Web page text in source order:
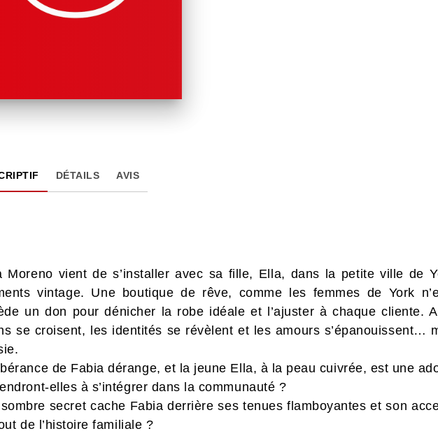
DÉTAILS AVIS
Moreno vient de s’installer avec sa fille, Ella, dans la petite ville de
vintage. Une boutique de rêve, comme les femmes de York
un don pour dénicher la robe idéale et l’ajuster à chaque cliente.
se croisent, les identités se révèlent et les amours s’épanouissent…
de Fabia dérange, et la jeune Ella, à la peau cuivrée, est une
elles à s’intégrer dans la communauté ?
secret cache Fabia derrière ses tenues flamboyantes et son
de l’histoire familiale ?